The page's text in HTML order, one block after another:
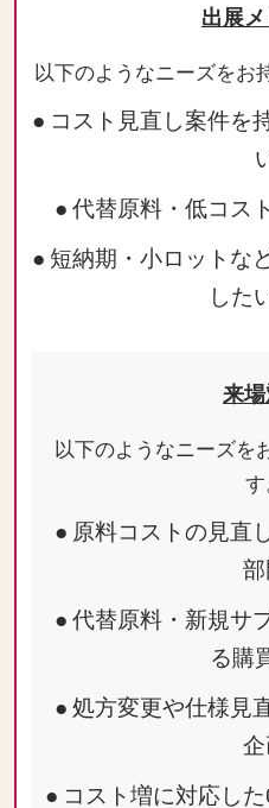
出展
以下のようなニーズをお
● コスト見直し案件を
● 代替原料・低コス
● 短納期・小ロットな
した
来
以下のようなニーズを
す
● 原料コストの見直
部
● 代替原料・新規サ
る購
● 処方変更や仕様見
● コスト増に対応し